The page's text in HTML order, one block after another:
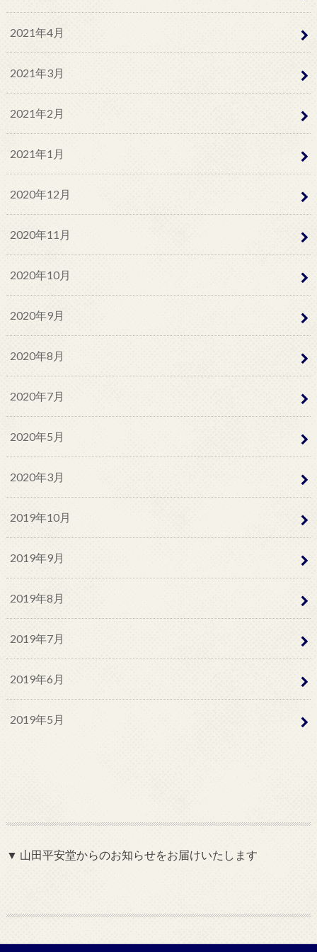
2021年4月
2021年3月
2021年2月
2021年1月
2020年12月
2020年11月
2020年10月
2020年9月
2020年8月
2020年7月
2020年5月
2020年3月
2019年10月
2019年9月
2019年8月
2019年7月
2019年6月
2019年5月
▼ 山田平安堂からのお知らせをお届けいたします